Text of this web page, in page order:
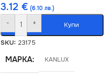
3.12 € (6.10 лв.)
- + Купи
SKU: 23175
МАРКА KANLUX